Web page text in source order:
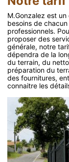
M.Gonzalez est
besoins de
professionnels.
proposer des
générale, notre
dépendra de la
du terrain, du
préparation du
des fournitures,
connaitre les